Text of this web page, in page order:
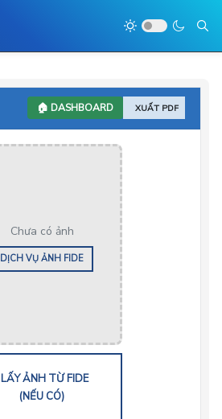
🏠 DASHBOARD XUẤT PDF
Chưa có ảnh
DỊCH VỤ ẢNH FIDE
LẤY ẢNH TỪ FIDE
(NẾU CÓ)